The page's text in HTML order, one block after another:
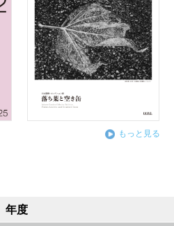
もっと見る
年度